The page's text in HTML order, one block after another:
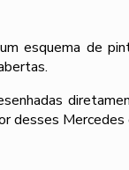
esquema de
desses